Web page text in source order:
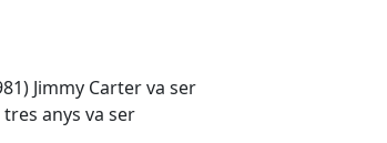
Jimmy Carter va ser
anys va ser